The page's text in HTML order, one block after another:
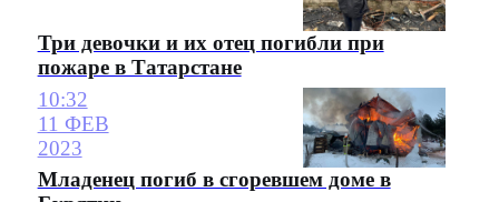
Три девочки и их отец погибли при
пожаре в Татарстане
10:32
11 ФЕВ
2023
Младенец погиб в сгоревшем доме в